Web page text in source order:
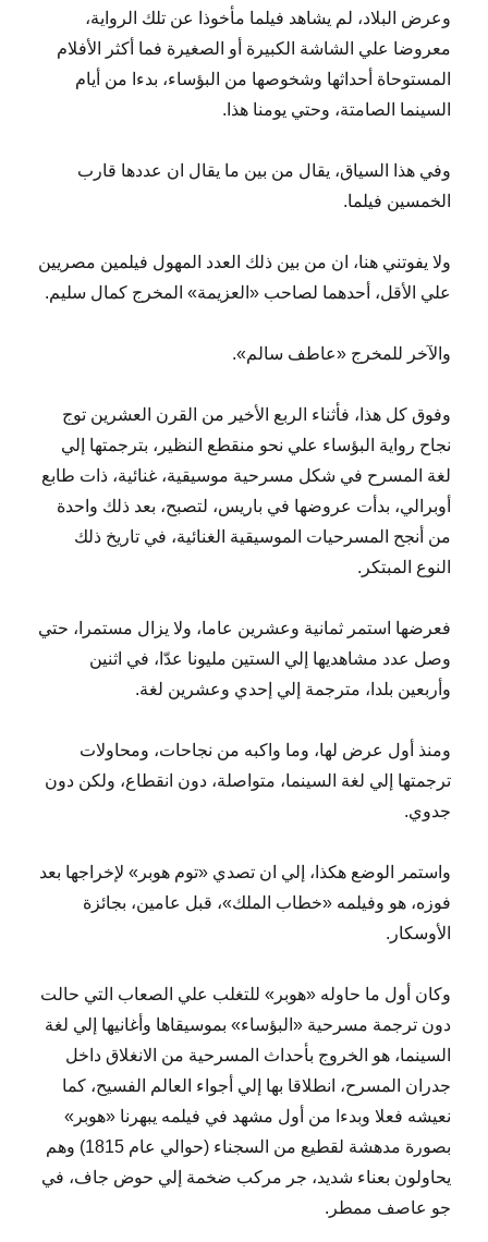
وعرض البلاد، لم يشاهد فيلما مأخوذا عن تلك الرواية،
معروضا علي الشاشة الكبيرة أو الصغيرة فما أكثر الأفلام
المستوحاة أحداثها وشخوصها من البؤساء، بدءا من أيام
السينما الصامتة، وحتي يومنا هذا.
وفي هذا السياق، يقال من بين ما يقال ان عددها قارب
الخمسين فيلما.
ولا يفوتني هنا، ان من بين ذلك العدد المهول فيلمين مصريين
علي الأقل، أحدهما لصاحب «العزيمة» المخرج كمال سليم.
والآخر للمخرج «عاطف سالم».
وفوق كل هذا، فأثناء الربع الأخير من القرن العشرين توج
نجاح رواية البؤساء علي نحو منقطع النظير، بترجمتها إلي
لغة المسرح في شكل مسرحية موسيقية، غنائية، ذات طابع
أوبرالي، بدأت عروضها في باريس، لتصبح، بعد ذلك واحدة
من أنجح المسرحيات الموسيقية الغنائية، في تاريخ ذلك
النوع المبتكر.
فعرضها استمر ثمانية وعشرين عاما، ولا يزال مستمرا، حتي
وصل عدد مشاهديها إلي الستين مليونا عدّا، في اثنين
وأربعين بلدا، مترجمة إلي إحدي وعشرين لغة.
ومنذ أول عرض لها، وما واكبه من نجاحات، ومحاولات
ترجمتها إلي لغة السينما، متواصلة، دون انقطاع، ولكن دون
جدوي.
واستمر الوضع هكذا، إلي ان تصدي «توم هوبر» لإخراجها بعد
فوزه، هو وفيلمه «خطاب الملك»، قبل عامين، بجائزة
الأوسكار.
وكان أول ما حاوله «هوبر» للتغلب علي الصعاب التي حالت
دون ترجمة مسرحية «البؤساء» بموسيقاها وأغانيها إلي لغة
السينما، هو الخروج بأحداث المسرحية من الانغلاق داخل
جدران المسرح، انطلاقا بها إلي أجواء العالم الفسيح، كما
نعيشه فعلا وبدءا من أول مشهد في فيلمه يبهرنا «هوبر»
بصورة مدهشة لقطيع من السجناء (حوالي عام 1815) وهم
يحاولون بعناء شديد، جر مركب ضخمة إلي حوض جاف، في
جو عاصف ممطر.